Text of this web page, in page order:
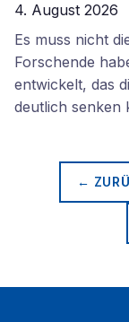
4. August 2026
Es muss nicht
Forschende
entwickelt, das
deutlich senken
←